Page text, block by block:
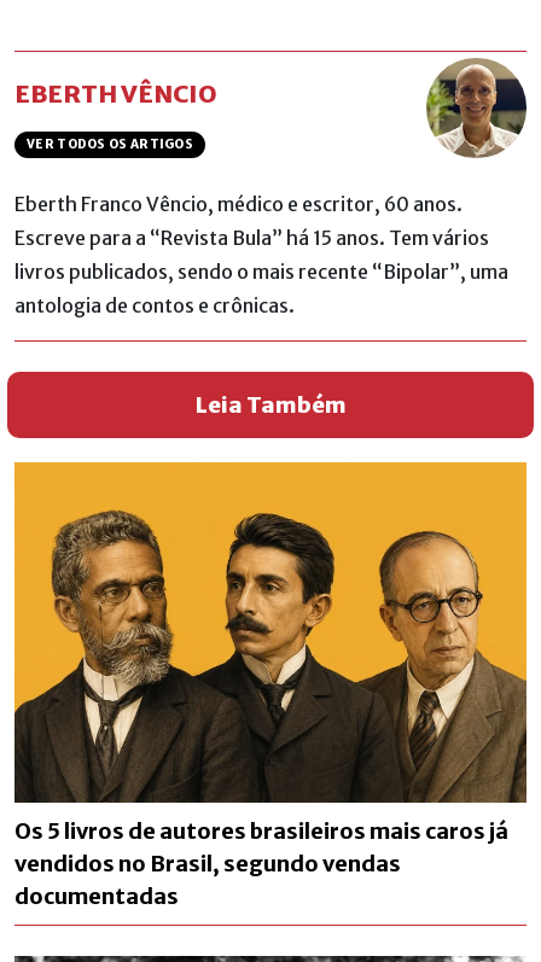
EBERTH VÊNCIO
VER TODOS OS ARTIGOS
Eberth Franco Vêncio, médico e escritor, 60 anos.
Escreve para a “Revista Bula” há 15 anos. Tem vários
livros publicados, sendo o mais recente “Bipolar”, uma
antologia de contos e crônicas.
Leia Também
Os 5 livros de autores brasileiros mais caros já
vendidos no Brasil, segundo vendas
documentadas